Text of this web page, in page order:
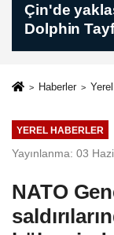
Rusya:
Ukrayna'da
Harkiv
İvanovka
geçti
Haberler
YEREL HABERLER
Yayınlanma: 03
NATO